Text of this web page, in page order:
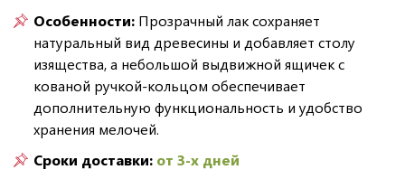
Особенности: Прозрачный лак сохраняет
натуральный вид древесины и добавляет столу
изящества, а небольшой выдвижной ящичек с
кованой ручкой-кольцом обеспечивает
дополнительную функциональность и удобство
хранения мелочей.
Сроки доставки: от 3-х дней